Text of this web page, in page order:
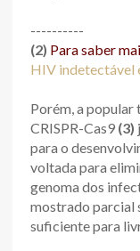
----------
(2) Para saber
HIV indetectável
Porém, a popular
CRISPR-Cas9 (3)
para o
voltada para
genoma dos
mostrado parcial
suficiente para